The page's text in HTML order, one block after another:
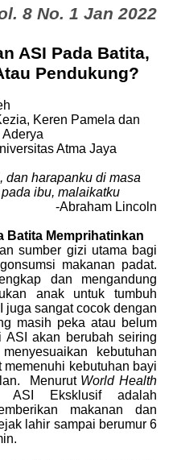
8 No. 1 Jan 2022
ASI Pada Batita,
Pendukung?
Keren Pamela dan
Aderya
Atma Jaya
dan harapanku di masa
ibu, malaikatku
-Abraham Lincoln
Batita Memprihatinkan
sumber gizi utama bagi
makanan padat.
dan mengandung
anak untuk tumbuh
juga sangat cocok dengan
masih peka atau belum
ASI akan berubah seiring
kebutuhan
memenuhi kebutuhan bayi
MenurutWorld Health
ASI Eksklusif adalah
makanan dan
lahir sampai berumur 6